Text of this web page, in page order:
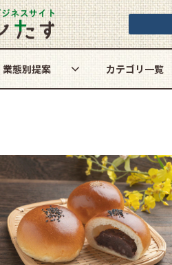
業態別提案 カテゴリ一覧